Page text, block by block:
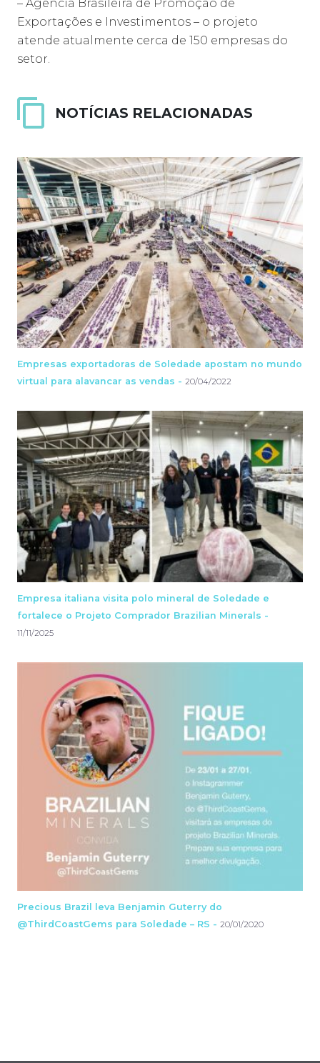
– Agência Brasileira de Promoção de
Exportações e Investimentos – o projeto
atende atualmente cerca de 150 empresas do
setor.
NOTÍCIAS RELACIONADAS
Empresas exportadoras de Soledade apostam no mundo
virtual para alavancar as vendas - 20/04/2022
Empresa italiana visita polo mineral de Soledade e
fortalece o Projeto Comprador Brazilian Minerals -
11/11/2025
Precious Brazil leva Benjamin Guterry do
@ThirdCoastGems para Soledade – RS - 20/01/2020